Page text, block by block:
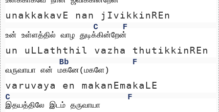
unakkakavE nan jIvikkinREn
C
F
உன் உள்ளத்தில் வாழ துடிக்கின்றேன்
un uLLaththil vazha thutikkinREn
Bb
F
வருவாயா என் மகனே(மகளே)
varuvaya en makanEmakaLE
C
F
இதயத்திலே இடம் தருவாயா